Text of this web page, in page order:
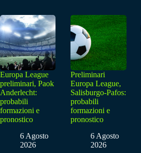
Europa League
preliminari, Paok
Anderlecht:
probabili
formazioni e
pronostico
6 Agosto
2026
Preliminari
Europa League,
Salisburgo-Pafos:
probabili
formazioni e
pronostico
6 Agosto
2026